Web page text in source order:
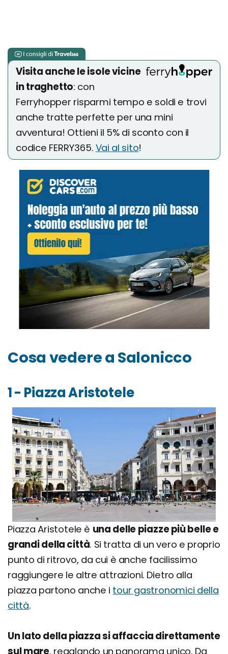
Visita anche le isole vicine
in traghetto: con
Ferryhopper risparmi tempo e soldi e trovi
anche tratte perfette per una mini
avventura! Ottieni il 5% di sconto con il
codice FERRY365. Vai al sito!
Cosa vedere a Salonicco
1 - Piazza Aristotele
Piazza Aristotele è una delle piazze più belle e
grandi della città. Si tratta di un vero e proprio
punto di ritrovo, da cui è anche facilissimo
raggiungere le altre attrazioni. Dietro alla
piazza partono anche i tour gastronomici della
città.
Un lato della piazza si affaccia direttamente
sul mare, regalando un panorama unico. Da